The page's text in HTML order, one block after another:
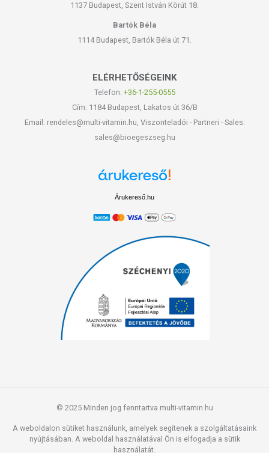
1137 Budapest, Szent István Körút 18.
Bartók Béla
1114 Budapest, Bartók Béla út 71.
ELÉRHETŐSÉGEINK
Telefon: +36-1-255-0555
Cím: 1184 Budapest, Lakatos út 36/B
Email: rendeles@multi-vitamin.hu, Viszonteladói - Partneri - Sales:
sales@bioegeszseg.hu
Árukereső.hu
© 2025 Minden jog fenntartva multi-vitamin.hu
A weboldalon sütiket használunk, amelyek segítenek a szolgáltatásaink
nyújtásában. A weboldal használatával Ön is elfogadja a sütik
használatát.